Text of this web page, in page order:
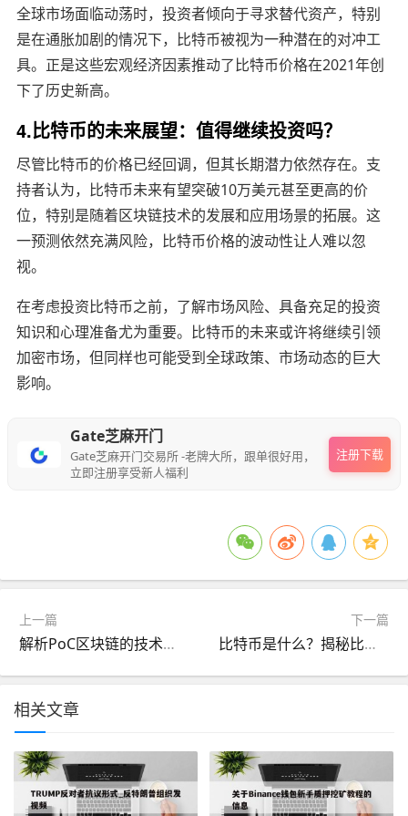
全球市场面临动荡时，投资者倾向于寻求替代资产，特别
是在通胀加剧的情况下，比特币被视为一种潜在的对冲工
具。正是这些宏观经济因素推动了比特币价格在2021年创
下了历史新高。
4.比特币的未来展望：值得继续投资吗？
尽管比特币的价格已经回调，但其长期潜力依然存在。支
持者认为，比特币未来有望突破10万美元甚至更高的价
位，特别是随着区块链技术的发展和应用场景的拓展。这
一预测依然充满风险，比特币价格的波动性让人难以忽
视。
在考虑投资比特币之前，了解市场风险、具备充足的投资
知识和心理准备尤为重要。比特币的未来或许将继续引领
加密市场，但同样也可能受到全球政策、市场动态的巨大
影响。
Gate芝麻开门
Gate芝麻开门交易所 -老牌大所，跟单很好用，
立即注册享受新人福利
注册下载
上一篇
解析PoC区块链的技术含量：打造新一代环保、高效的分布式网络
下一篇
比特币是什么？揭秘比特币的真实用途与潜力
相关文章